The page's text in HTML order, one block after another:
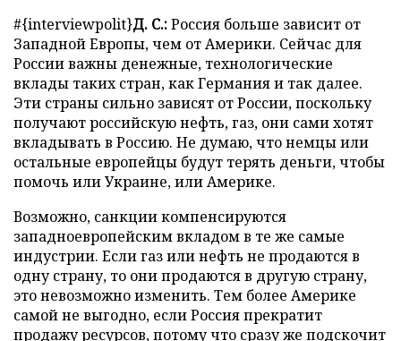
#{interviewpolit}Д. С.:Россия больше зависит от
Западной Европы, чем от Америки. Сейчас для
России важны денежные, технологические
вклады таких стран, как Германия и так далее.
Эти страны сильно зависят от России, поскольку
получают российскую нефть, газ, они сами хотят
вкладывать в Россию. Не думаю, что немцы или
остальные европейцы будут терять деньги, чтобы
помочь или Украине, или Америке.
Возможно, санкции компенсируются
западноевропейским вкладом в те же самые
индустрии. Если газ или нефть не продаются в
одну страну, то они продаются в другую страну,
это невозможно изменить. Тем более Америке
самой не выгодно, если Россия прекратит
продажу ресурсов, потому что сразу же подскочит